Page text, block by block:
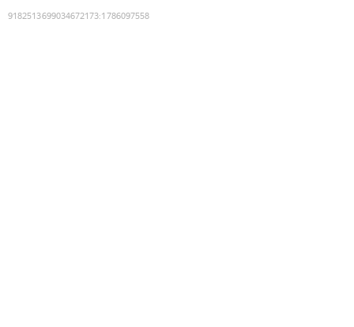
9182513699034672173:1786097558